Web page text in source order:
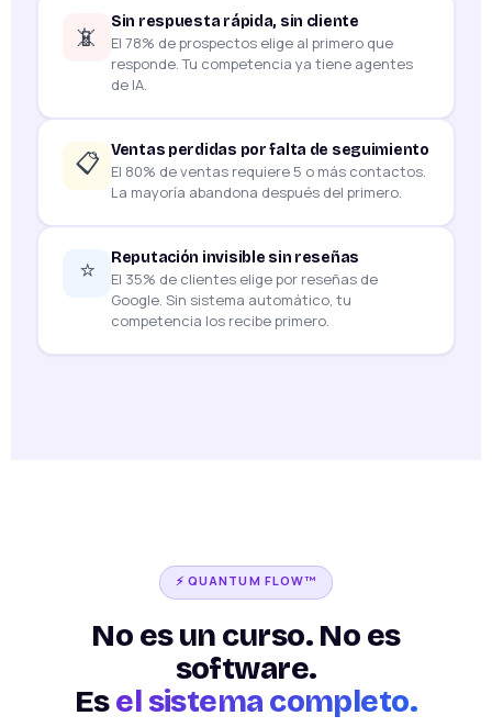
📵 Sin respuesta rápida, sin cliente
El 78% de prospectos elige al primero que
responde. Tu competencia ya tiene agentes
de IA.
📋 Ventas perdidas por falta de seguimiento
El 80% de ventas requiere 5 o más contactos.
La mayoría abandona después del primero.
⭐ Reputación invisible sin reseñas
El 35% de clientes elige por reseñas de
Google. Sin sistema automático, tu
competencia los recibe primero.
⚡ QUANTUM FLOW™
No es un curso. No es
software.
Esel sistema completo.